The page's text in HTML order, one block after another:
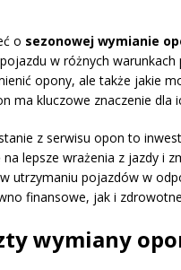
o sezonowej wymianie
w różnych
opony, ale także jakie
ma kluczowe znaczenie dla
z serwisu opon to
lepsze wrażenia z jazdy i
utrzymaniu pojazdów w
finansowe, jak i
wymiany